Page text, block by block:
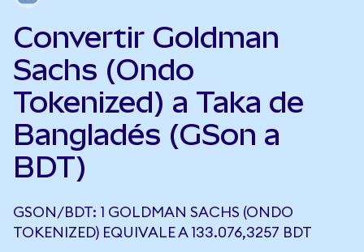
Convertir Goldman
Sachs (Ondo
Tokenized) a Taka de
Bangladés (GSon a
BDT)
GSON/BDT: 1 GOLDMAN SACHS (ONDO
TOKENIZED) EQUIVALE A 133.076,3257 BDT